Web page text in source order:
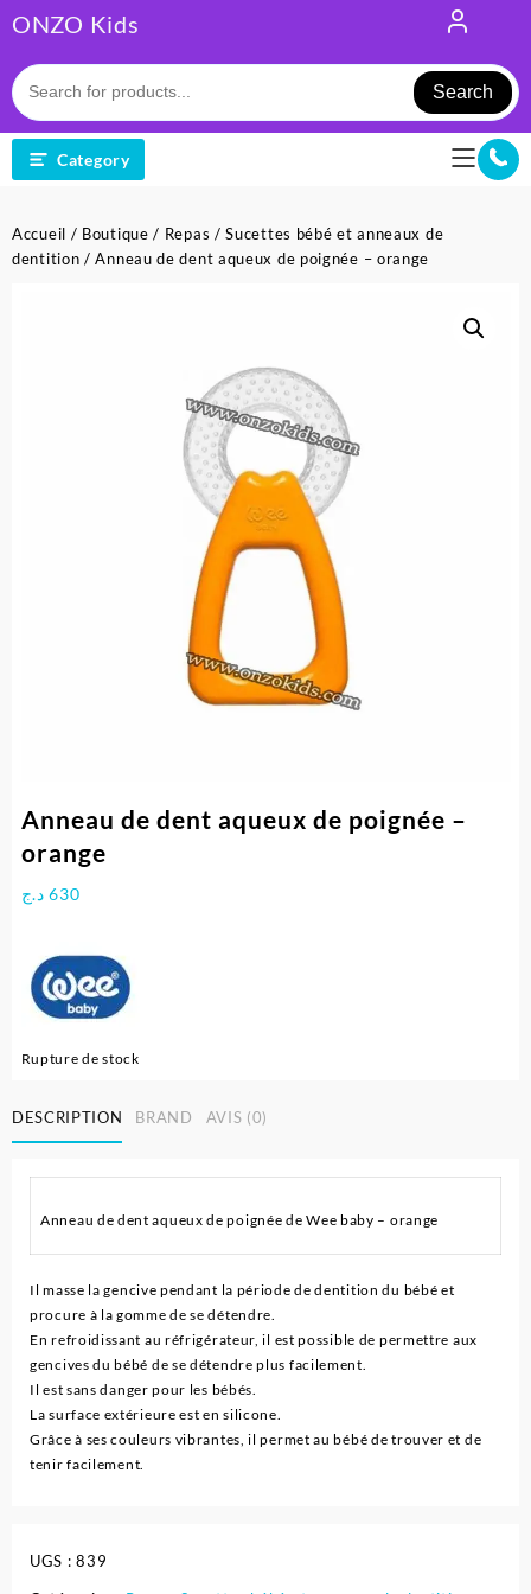
to
content
ONZO Kids
Search
Category
Accueil / Boutique / Repas /Sucettes bébé et anneaux de
dentition / Anneau de dent aqueux de poignée – orange
Anneau de dent aqueux de poignée –
orange
630 د.ج
Rupture de stock
DESCRIPTION BRAND AVIS (0)
Anneau de dent aqueux de poignée de Wee baby – orange
Il masse la gencive pendant la période de dentition du bébé et
procure à la gomme de se détendre.
En refroidissant au réfrigérateur, il est possible de permettre aux
gencives du bébé de se détendre plus facilement.
Il est sans danger pour les bébés.
La surface extérieure est en silicone.
Grâce à ses couleurs vibrantes, il permet au bébé de trouver et de
tenir facilement.
UGS :839